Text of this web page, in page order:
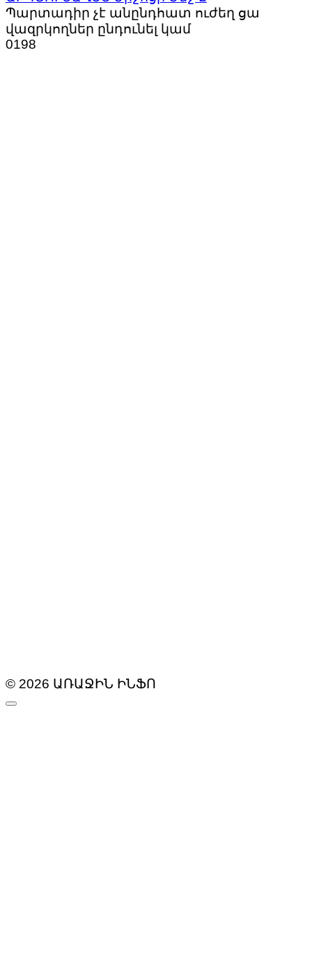
Պարտադիր չէ անընդհատ ուժեղ ցա
վազրկողներ ընդունել կամ
0198
© 2026 ԱՌԱՋԻՆ ԻՆՖՈ